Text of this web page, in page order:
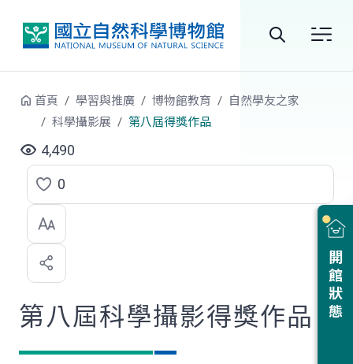
站
開館狀態
首頁 學習與推廣 博物館教育
自然學友之家
科學攝影展
第八屆得獎作品
4,490
點
選
喜
歡
0
第八屆科學攝影得獎作品